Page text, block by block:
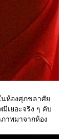
นห้องศุภชลาศั
เยอะจริง ๆ คับ
าพมาจากห้อง